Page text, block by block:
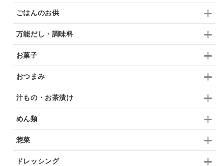
ごはんのお供
万能だし・調味料
お菓子
おつまみ
汁もの・お茶漬け
めん類
惣菜
ドレッシング